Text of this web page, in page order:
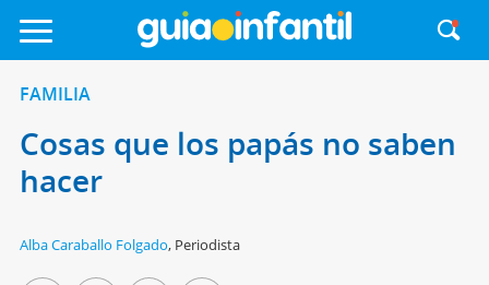
FAMILIA
Cosas que los papás no saben
hacer
Alba Caraballo Folgado, Periodista